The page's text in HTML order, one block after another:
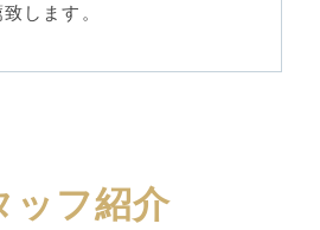
します。
ッフ紹介